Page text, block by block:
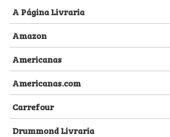
A Página Livraria
Amazon
Americanas
Americanas.com
Carrefour
Drummond Livraria